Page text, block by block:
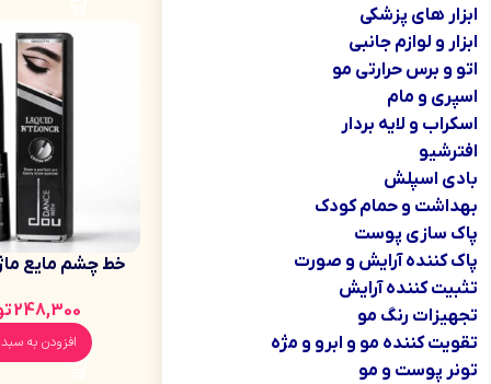
ابزار های پزشکی
ابزار و لوازم جانبی
اتو و برس حرارتی مو
اسپری و مام
اسکراب و لایه بردار
افترشیو
بادی اسپلش
بهداشت و حمام کودک
پاک سازی پوست
پاک کننده آرایش و صورت
تثبیت کننده آرایش
تجهیزات رنگ مو
تقویت کننده مو و ابرو و مژه
تونر پوست و مو
خط چشم مایع
248,300
افزودن به